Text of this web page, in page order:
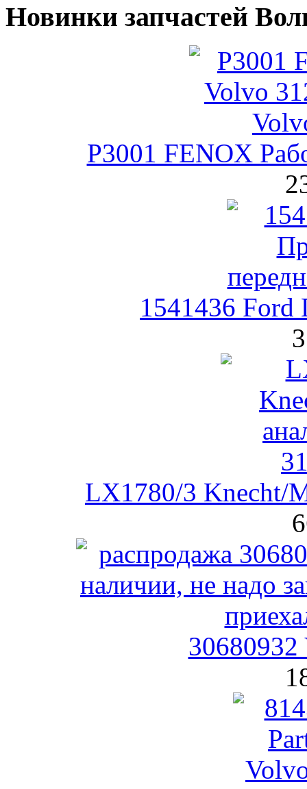
Новинки запчастей
P3001 FENOX
1541436 Ford
LX1780/3 Knecht/
30680932